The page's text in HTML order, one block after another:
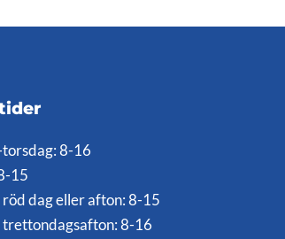
8-16
15
dag eller afton: 8-15
trettondagsafton: 8-16